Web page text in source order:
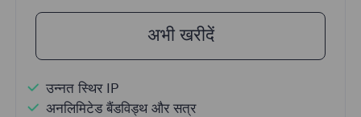
अभी खरीदें
उन्नत स्थिर IP
अनलिमिटेड बैंडविड्थ और सत्र